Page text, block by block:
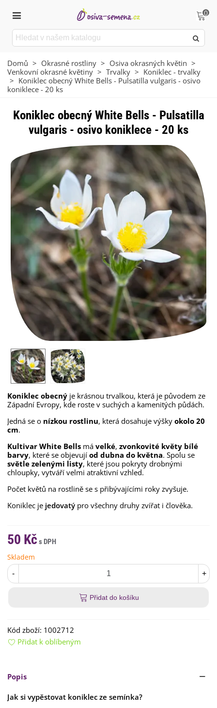
0
Domů > Okrasné rostliny > Osiva okrasných květin >
Venkovní okrasné květiny > Trvalky > Koniklec - trvalky
> Koniklec obecný White Bells - Pulsatilla vulgaris - osivo
koniklece - 20 ks
Koniklec obecný White Bells - Pulsatilla
vulgaris - osivo koniklece - 20 ks
Koniklec obecný je krásnou trvalkou, která je původem ze
Západní Evropy, kde roste v suchých a kamenitých půdách.
Jedná se o nízkou rostlinu, která dosahuje výšky okolo 20
cm.
Kultivar White Bells má velké, zvonkovité květy bílé
barvy, které se objevují od dubna do května. Spolu se
světle zelenými listy, které jsou pokryty drobnými
chloupky, vytváří velmi atraktivní vzhled.
Počet květů na rostlině se s přibývajícími roky zvyšuje.
Koniklec je jedovatý pro všechny druhy zvířat i člověka.
50 Kč
Skladem
- +
Přidat do košíku
Kód zboží: 1002712
Přidat k oblíbeným
Popis
Jak si vypěstovat koniklec ze semínka?